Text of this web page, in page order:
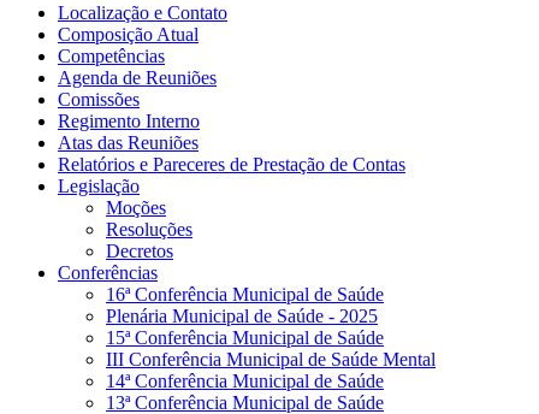
Localização e Contato
Composição Atual
Competências
Agenda de Reuniões
Comissões
Regimento Interno
Atas das Reuniões
Relatórios e Pareceres de Prestação de Contas
Legislação
Moções
Resoluções
Decretos
Conferências
16ª Conferência Municipal de Saúde
Plenária Municipal de Saúde - 2025
15ª Conferência Municipal de Saúde
III Conferência Municipal de Saúde Mental
14ª Conferência Municipal de Saúde
13ª Conferência Municipal de Saúde